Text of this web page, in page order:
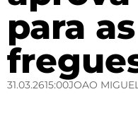
para as
31.03.2615:00JOAO